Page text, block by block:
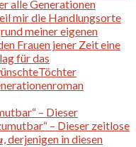
– Dieser